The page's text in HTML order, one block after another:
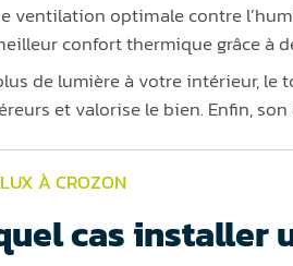
ventilation optimale contre
confort thermique grâce à
de lumière à votre intérieur, le
et valorise le bien. Enfin,
À CROZON
cas installer